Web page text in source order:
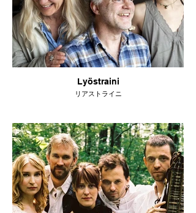
Lyöstraini
リアストライニ